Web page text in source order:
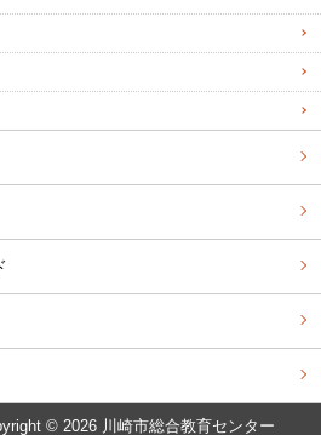
© 2026 川崎市総合教育センター